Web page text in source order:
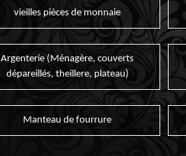
vieilles pièces de monnaie
Argenterie (Ménagère, couverts
dépareillés, theillere, plateau)
Manteau de fourrure